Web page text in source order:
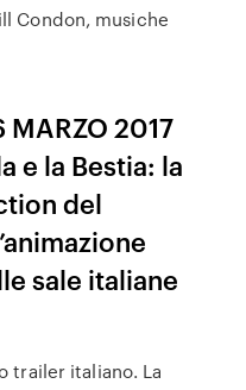
Condon, musiche
MARZO 2017
e la Bestia: la
del
sale italiane
trailer italiano. La